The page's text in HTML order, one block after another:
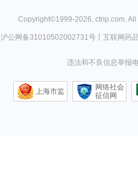
Copyright©1999-2026, ctrip.com.
沪公网备31010502002731号丨 互联网药
违法和不良信息举报
上海市监
网络社会
征信网